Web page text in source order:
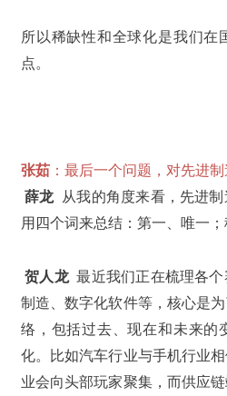
所以稀缺性和全球化是我们在
点。
张茹：最后一个问题，对先进
薛龙 从我的角度来看，先进
用四个词来总结：第一、唯一；
贺人龙 最近我们正在梳理各
制造、数字化软件等，核心是
络，包括过去、现在和未来的
化。比如汽车行业与手机行业
业会向头部玩家聚集，而供应